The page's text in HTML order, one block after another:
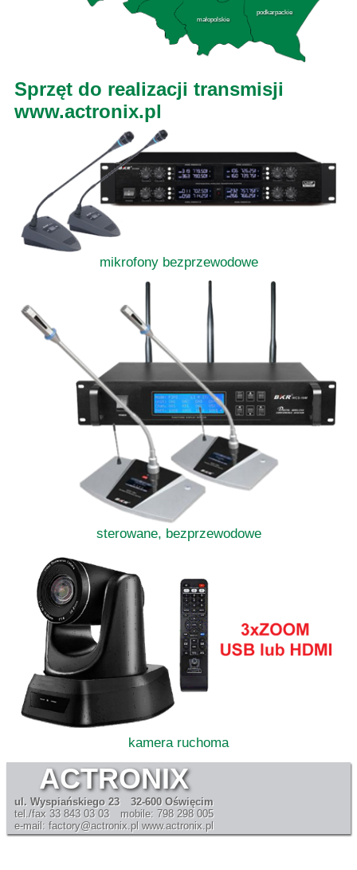
małopolskie
podkarpackie
Sprzęt do realizacji transmisji
www.actronix.pl
mikrofony bezprzewodowe
sterowane, bezprzewodowe
kamera ruchoma
ACTRONIX
ul. Wyspiańskiego 23
tel./fax 33 843 03 03
e-mail: factory@actronix.pl
32-600 Oświęcim
mobile: 798 298 005
www.actronix.pl